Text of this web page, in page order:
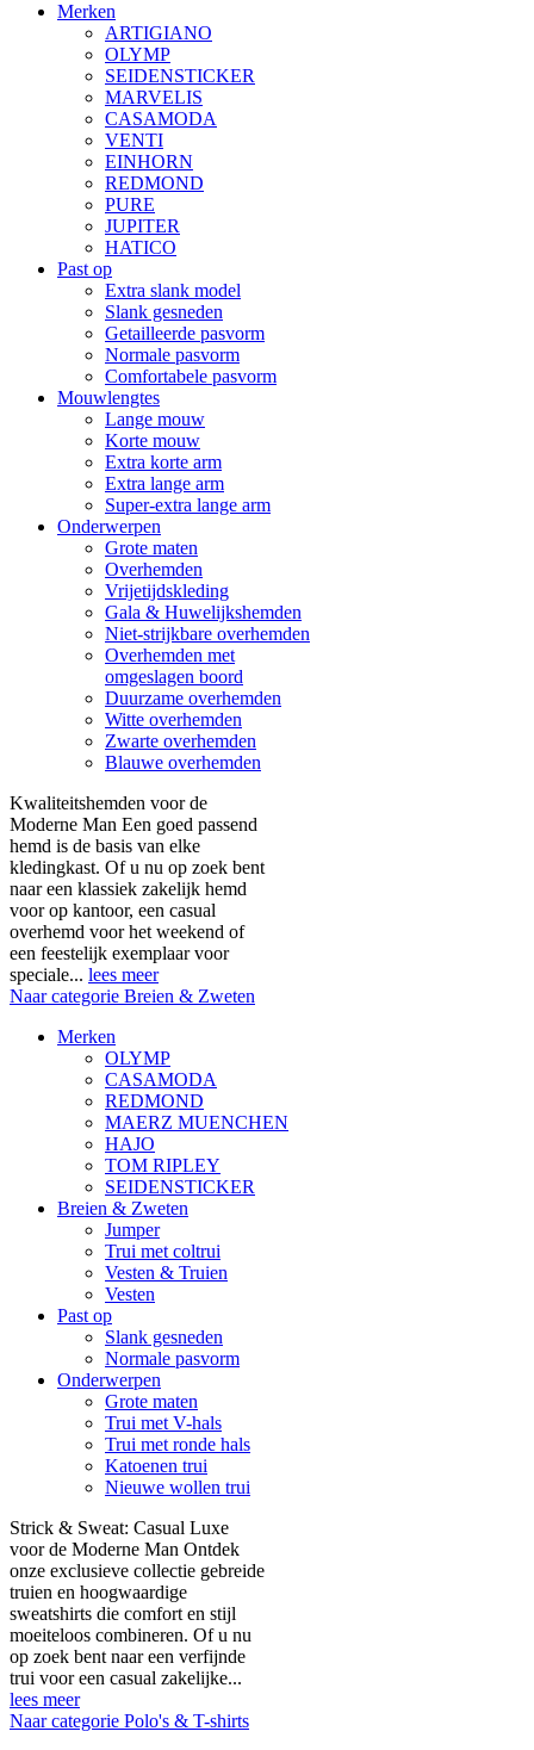
Merken
ARTIGIANO
OLYMP
SEIDENSTICKER
MARVELIS
CASAMODA
VENTI
EINHORN
REDMOND
PURE
JUPITER
HATICO
Past op
Extra slank model
Slank gesneden
Getailleerde pasvorm
Normale pasvorm
Comfortabele pasvorm
Mouwlengtes
Lange mouw
Korte mouw
Extra korte arm
Extra lange arm
Super-extra lange arm
Onderwerpen
Grote maten
Overhemden
Vrijetijdskleding
Gala & Huwelijkshemden
Niet-strijkbare overhemden
Overhemden met
omgeslagen boord
Duurzame overhemden
Witte overhemden
Zwarte overhemden
Blauwe overhemden
Kwaliteitshemden voor de
Moderne Man Een goed passend
hemd is de basis van elke
kledingkast. Of u nu op zoek bent
naar een klassiek zakelijk hemd
voor op kantoor, een casual
overhemd voor het weekend of
een feestelijk exemplaar voor
speciale... lees meer
Naar categorie Breien & Zweten
Merken
OLYMP
CASAMODA
REDMOND
MAERZ MUENCHEN
HAJO
TOM RIPLEY
SEIDENSTICKER
Breien & Zweten
Jumper
Trui met coltrui
Vesten & Truien
Vesten
Past op
Slank gesneden
Normale pasvorm
Onderwerpen
Grote maten
Trui met V-hals
Trui met ronde hals
Katoenen trui
Nieuwe wollen trui
Strick & Sweat: Casual Luxe
voor de Moderne Man Ontdek
onze exclusieve collectie gebreide
truien en hoogwaardige
sweatshirts die comfort en stijl
moeiteloos combineren. Of u nu
op zoek bent naar een verfijnde
trui voor een casual zakelijke...
lees meer
Naar categorie Polo's & T-shirts